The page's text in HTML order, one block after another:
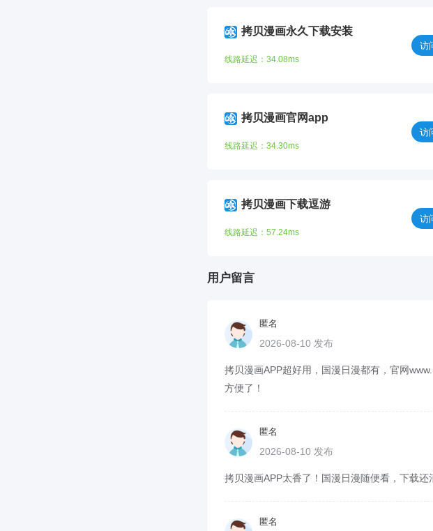
拷贝漫画永久下载安装
线路延迟：34.08ms
访
拷贝漫画官网app
线路延迟：34.30ms
访
拷贝漫画下载逗游
线路延迟：57.24ms
访
用户留言
匿名
2026-08-10 发布
拷贝漫画APP超好用，国漫日漫都有，官网
方便了！
匿名
2026-08-10 发布
拷贝漫画APP太香了！国漫日漫随便看，下载
匿名